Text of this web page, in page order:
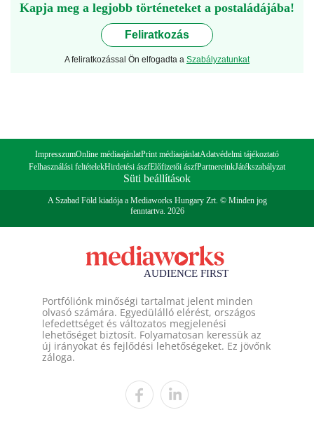
Kapja meg a legjobb történeteket a postaládájába!
Feliratkozás
A feliratkozással Ön elfogadta a Szabályzatunkat
ImpresszumOnline médiaajánlatPrint médiaajánlatAdatvédelmi tájékoztató
Felhasználási feltételekHirdetési ászfElőfizetői ászfPartnereinkJátékszabályzat
Süti beállítások
A Szabad Föld kiadója a Mediaworks Hungary Zrt. © Minden jog
fenntartva. 2026
Portfóliónk minőségi tartalmat jelent minden
olvasó számára. Egyedülálló elérést, országos
lefedettséget és változatos megjelenési
lehetőséget biztosít. Folyamatosan keressük az
új irányokat és fejlődési lehetőségeket. Ez jövőnk
záloga.